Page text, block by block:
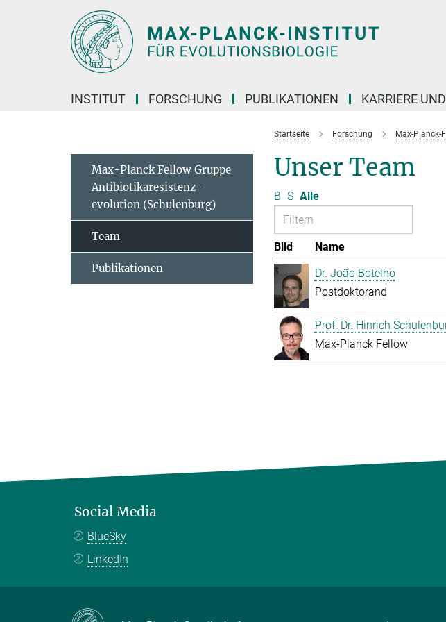
INSTITUT FORSCHUNG PUBLIKATIONEN KARRIERE
Startseite Forschung Max-Planck-
Unser Team
B S Alle
Bild Name
Dr. João Botelho
Postdoktorand
Prof. Dr. Hinrich
Max-Planck Fellow
Max-Planck Fellow Gruppe
Antibiotikaresistenz-
evolution (Schulenburg)
Team
Publikationen
Social Media
BlueSky
LinkedIn